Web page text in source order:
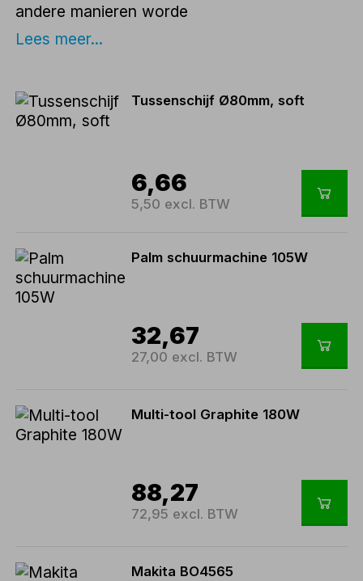
andere manieren worde
Lees meer...
Tussenschijf Ø80mm, soft
6,66
5,50 excl. BTW
Palm schuurmachine 105W
32,67
27,00 excl. BTW
Multi-tool Graphite 180W
88,27
72,95 excl. BTW
Makita BO4565